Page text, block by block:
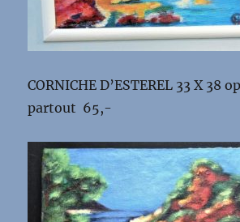
CORNICHE D’ESTEREL 33 X 38
partout 65,-